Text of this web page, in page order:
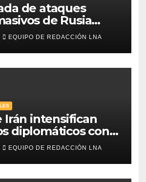
de ataques
de Rusia
y centros
eleva la tensión
ucraniano
EQUIPO DE REDACCIÓN LNA
Irán intensifican
diplomáticos con
de Omán para
estrecho de Ormuz
EQUIPO DE REDACCIÓN LNA